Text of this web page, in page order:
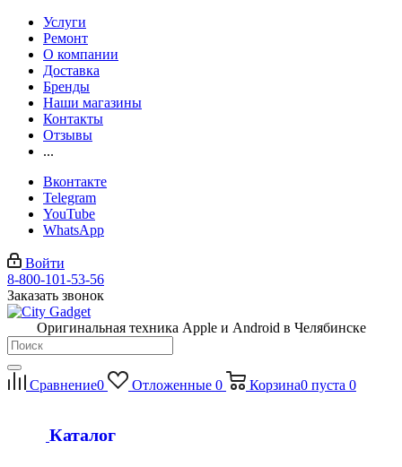
Услуги
Ремонт
О компании
Доставка
Бренды
Наши магазины
Контакты
Отзывы
...
Вконтакте
Telegram
YouTube
WhatsApp
Войти
8-800-101-53-56
Заказать звонок
Оригинальная техника Apple и Android в Челябинске
Сравнение0 Отложенные 0 Корзина0 пуста 0
Каталог